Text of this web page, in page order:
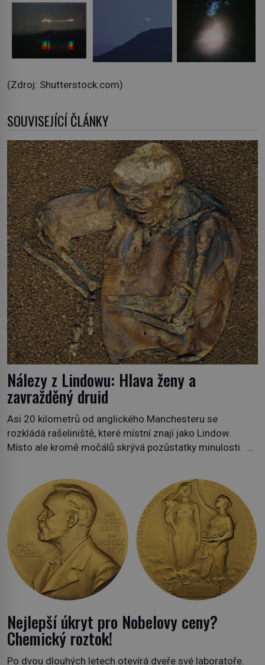
(Zdroj: Shutterstock.com)
SOUVISEJÍCÍ ČLÁNKY
Nálezy z Lindowu: Hlava ženy a
zavražděný druid
Asi 20 kilometrů od anglického Manchesteru se
rozkládá rašeliniště, které místní znají jako Lindow.
Místo ale kromě močálů skrývá pozůstatky minulosti.
Andy Mould a Stephen Dooley zaregistrují na dopravním
pásu něco neobvyklého. „Není to fotbalový míč?“
uchechtne se jeden z nich. Stroj zastaví a předmět
položí na […]
Nejlepší úkryt pro Nobelovy ceny?
Chemický roztok!
Po dvou dlouhých letech otevírá dveře své laboratoře.